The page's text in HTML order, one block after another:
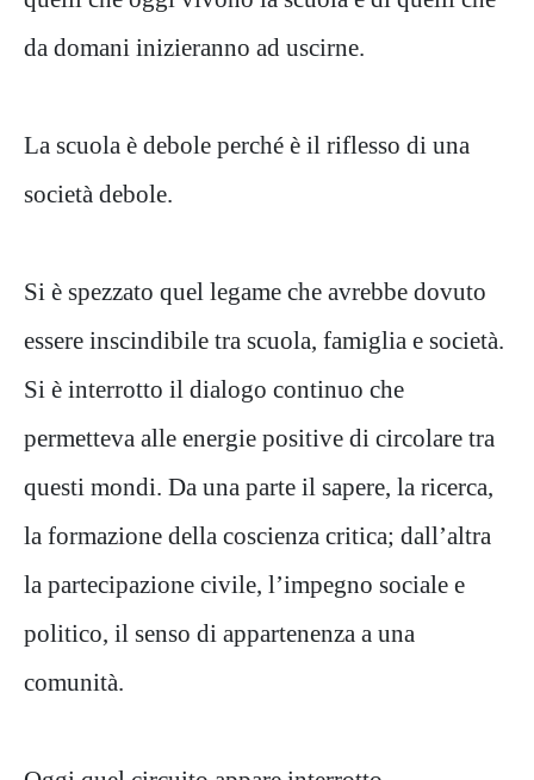
da domani inizieranno ad uscirne.
La scuola è debole perché è il riflesso di una
società debole.
Si è spezzato quel legame che avrebbe dovuto
essere inscindibile tra scuola, famiglia e società.
Si è interrotto il dialogo continuo che
permetteva alle energie positive di circolare tra
questi mondi. Da una parte il sapere, la ricerca,
la formazione della coscienza critica; dall’altra
la partecipazione civile, l’impegno sociale e
politico, il senso di appartenenza a una
comunità.